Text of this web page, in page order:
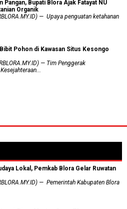
Pangan, Bupati Blora Ajak Fatayat NU
Organik
— Upaya penguatan ketahanan
Pohon di Kawasan Situs Kesongo
— Tim Penggerak
Lokal, Pemkab Blora Gelar Ruwatan
— Pemerintah Kabupaten Blora